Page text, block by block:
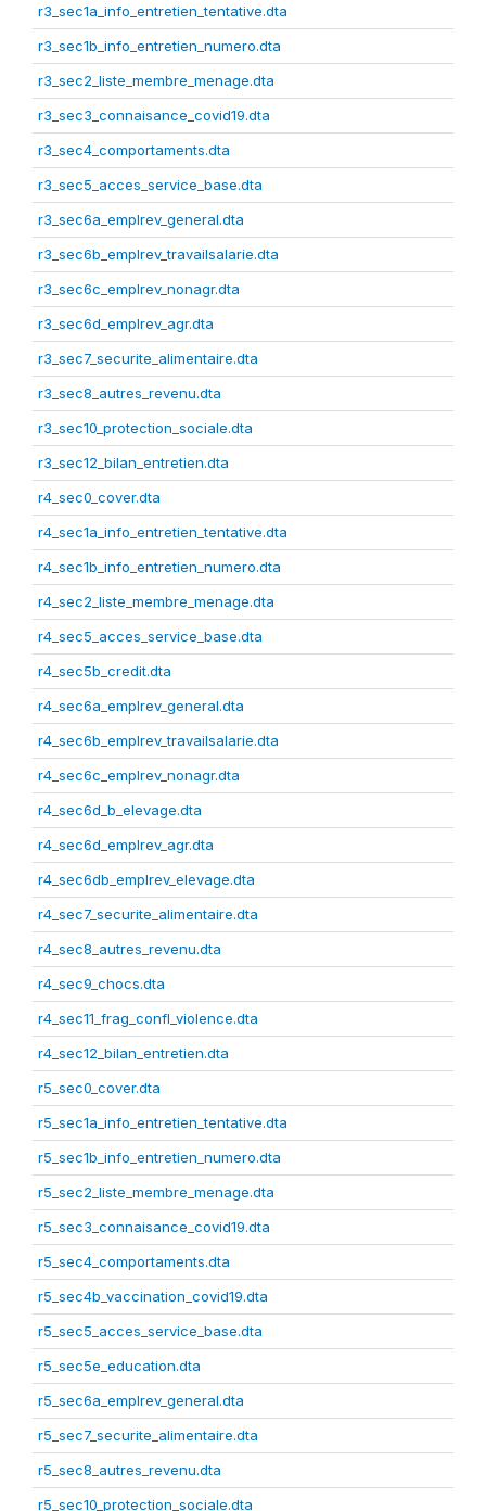
r3_sec1a_info_entretien_tentative.dta
r3_sec1b_info_entretien_numero.dta
r3_sec2_liste_membre_menage.dta
r3_sec3_connaisance_covid19.dta
r3_sec4_comportaments.dta
r3_sec5_acces_service_base.dta
r3_sec6a_emplrev_general.dta
r3_sec6b_emplrev_travailsalarie.dta
r3_sec6c_emplrev_nonagr.dta
r3_sec6d_emplrev_agr.dta
r3_sec7_securite_alimentaire.dta
r3_sec8_autres_revenu.dta
r3_sec10_protection_sociale.dta
r3_sec12_bilan_entretien.dta
r4_sec0_cover.dta
r4_sec1a_info_entretien_tentative.dta
r4_sec1b_info_entretien_numero.dta
r4_sec2_liste_membre_menage.dta
r4_sec5_acces_service_base.dta
r4_sec5b_credit.dta
r4_sec6a_emplrev_general.dta
r4_sec6b_emplrev_travailsalarie.dta
r4_sec6c_emplrev_nonagr.dta
r4_sec6d_b_elevage.dta
r4_sec6d_emplrev_agr.dta
r4_sec6db_emplrev_elevage.dta
r4_sec7_securite_alimentaire.dta
r4_sec8_autres_revenu.dta
r4_sec9_chocs.dta
r4_sec11_frag_confl_violence.dta
r4_sec12_bilan_entretien.dta
r5_sec0_cover.dta
r5_sec1a_info_entretien_tentative.dta
r5_sec1b_info_entretien_numero.dta
r5_sec2_liste_membre_menage.dta
r5_sec3_connaisance_covid19.dta
r5_sec4_comportaments.dta
r5_sec4b_vaccination_covid19.dta
r5_sec5_acces_service_base.dta
r5_sec5e_education.dta
r5_sec6a_emplrev_general.dta
r5_sec7_securite_alimentaire.dta
r5_sec8_autres_revenu.dta
r5_sec10_protection_sociale.dta